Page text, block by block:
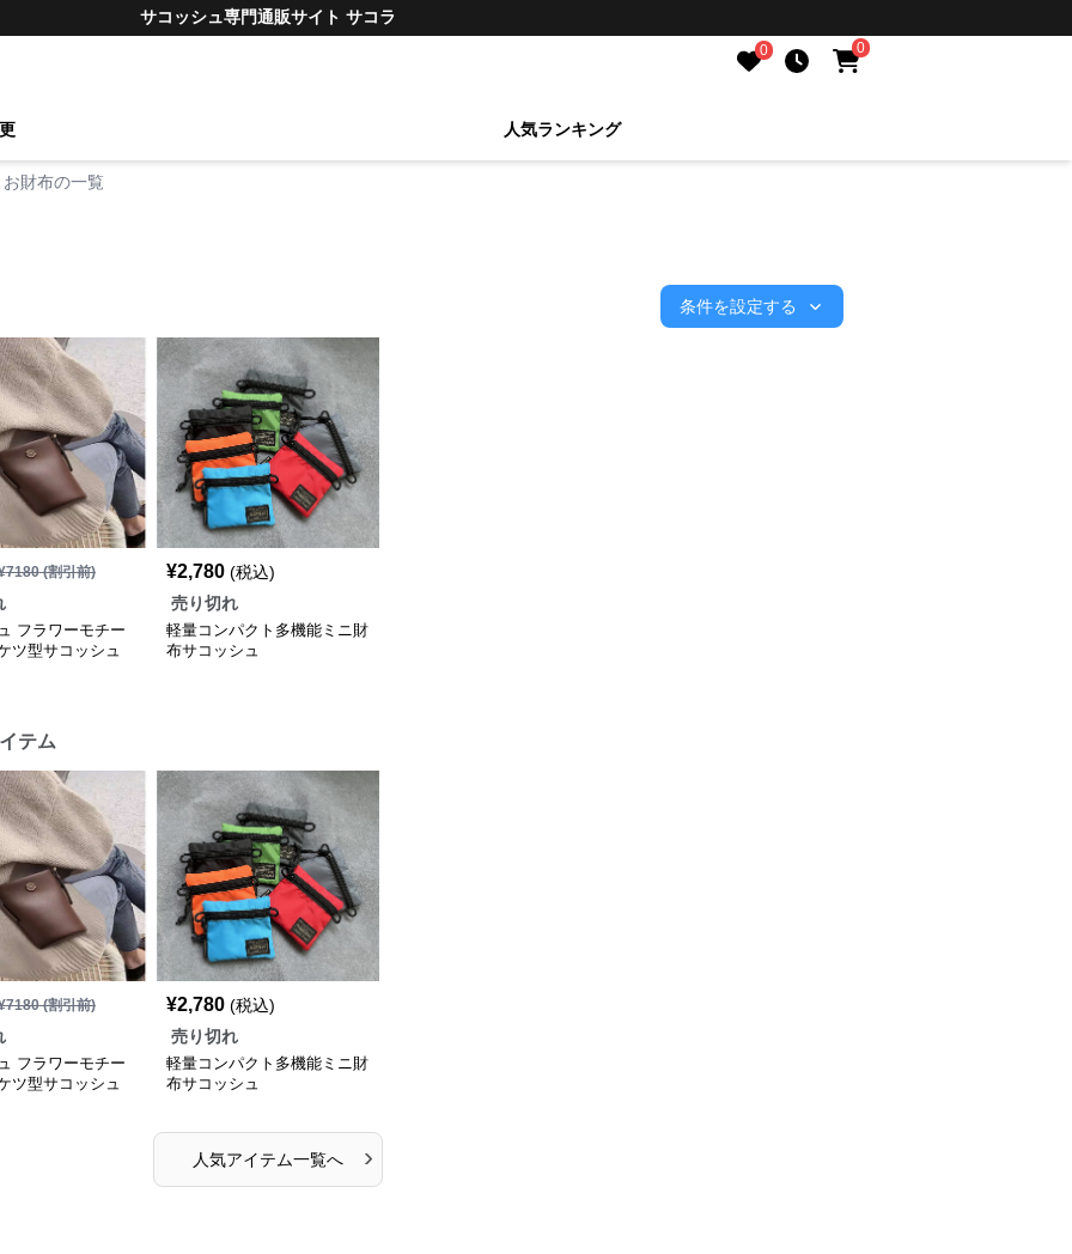
サコッシュ専門通販サイト サコラ
0 0
人気ランキング
お財布の一覧
条件を設定する
7180(割引前)
フラワーモチー
ツ型サコッシュ
¥2,780 (税込)
売り切れ
軽量コンパクト多機能ミニ財
布サコッシュ
テム
7180(割引前)
フラワーモチー
ツ型サコッシュ
¥2,780 (税込)
売り切れ
軽量コンパクト多機能ミニ財
布サコッシュ
人気アイテム一覧へ ›